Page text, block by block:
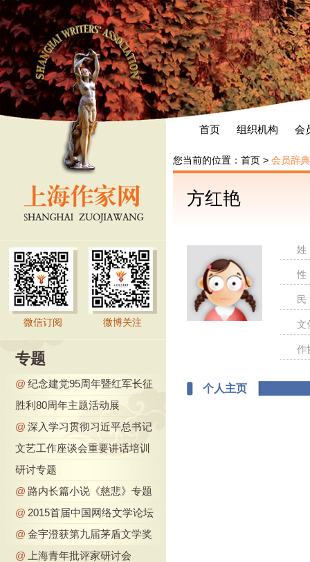
首页 组织机构 会
微信订阅 微博关注
专题
@ 纪念建党95周年暨红军长征
胜利80周年主题活动展
@ 深入学习贯彻习近平总书记
文艺工作座谈会重要讲话培训
研讨专题
@ 路内长篇小说《慈悲》专题
@ 2015首届中国网络文学论坛
@ 金宇澄获第九届茅盾文学奖
@
上海青年批评家研讨会
您当前的位置： 首页 > 会员辞典
方红艳
文
作
个人主页